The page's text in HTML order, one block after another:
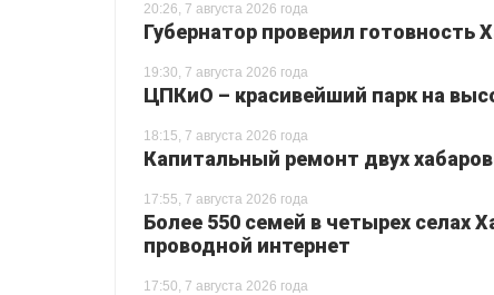
20:26, 7 августа 2026 года
Губернатор проверил готовность
19:30, 7 августа 2026 года
ЦПКиО – красивейший парк на
18:15, 7 августа 2026 года
Капитальный ремонт двух
17:55, 7 августа 2026 года
Более 550 семей в четырех селах
проводной интернет
17:50, 7 августа 2026 года